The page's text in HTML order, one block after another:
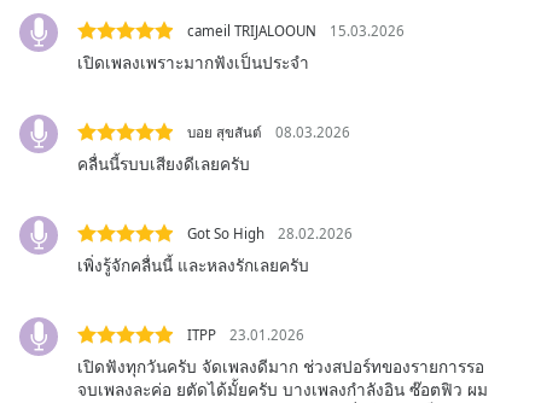
Captions
captions
captions
settings
captions
off
selected
Audio
Track
cameil TRIJALOOUN 15.03.2026
เปิดเพลงเพราะมากฟังเป็นประจำ
บอย สุขสันต์ 08.03.2026
คลื่นนี้รบบเสียงดีเลยครับ
Got So High 28.02.2026
เพิ่งรู้จักคลื่นนี้ และหลงรักเลยครับ
ITPP 23.01.2026
เปิดฟังทุกวันครับ จัดเพลงดีมาก ช่วงสปอร์ทของรายการรอ
จบเพลงละค่อ ยตัดได้มั้ยครับ บางเพลงกำลังอิน ซ๊อตฟิว ผม